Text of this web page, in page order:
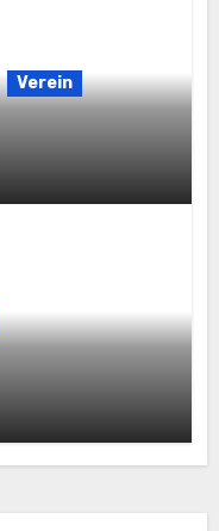
Verein